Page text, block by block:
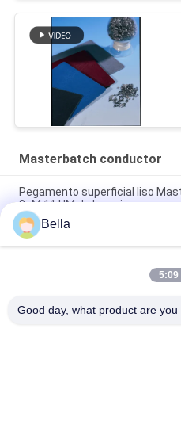
Masterbatch conductor
Pegamento superficial liso
8uM 11 UM de la resina
Masterbatch conductor de
plásticas conductoras de la
Carbono Masterbatch
Bella
5:09
Good day, what product are